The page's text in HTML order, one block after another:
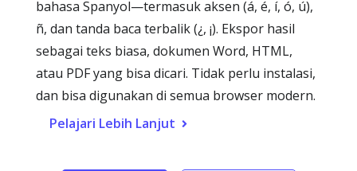
bahasa Spanyol—termasuk aksen (á, é, í, ó, ú),
ñ, dan tanda baca terbalik (¿, ¡). Ekspor hasil
sebagai teks biasa, dokumen Word, HTML,
atau PDF yang bisa dicari. Tidak perlu instalasi,
dan bisa digunakan di semua browser modern.
Pelajari Lebih Lanjut